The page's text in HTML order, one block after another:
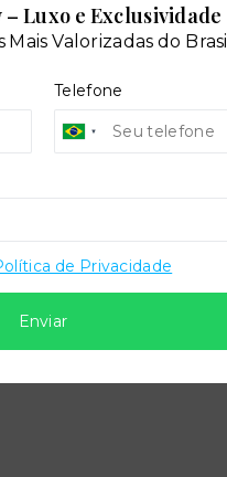
– Luxo e Exclusividade
Valorizadas do Brasil
Telefone
de Privacidade
Enviar